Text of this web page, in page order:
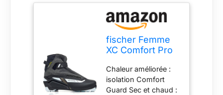
fischer Femme
XC Comfort Pro
Ski de Fond, Uni,
EU 39
Chaleur améliorée :
isolation Comfort
Guard Sec et chaud :